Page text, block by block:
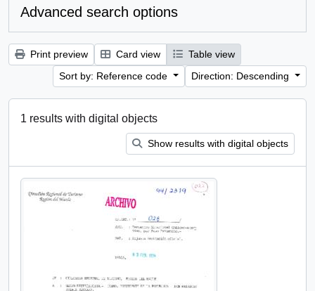
Advanced search options
Print preview Card view
Table view
Sort by: Reference code
Direction: Descending
1 results with digital objects
Show results with digital objects